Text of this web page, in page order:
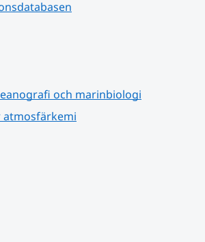
och marinbiologi
atmosfärkemi